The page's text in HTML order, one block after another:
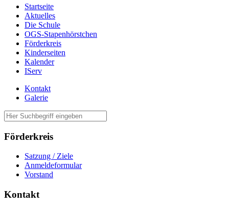
Startseite
Aktuelles
Die Schule
OGS-Stapenhörstchen
Förderkreis
Kinderseiten
Kalender
IServ
Kontakt
Galerie
Förderkreis
Satzung / Ziele
Anmeldeformular
Vorstand
Kontakt